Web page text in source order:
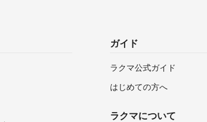
ガイド
ラクマ公式ガイド
はじめての方へ
ラクマについて